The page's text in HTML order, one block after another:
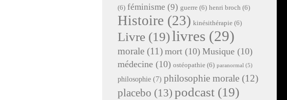
(6) féminisme (9) guerre (6) henri broch (6)
Histoire (23) kinésithérapie (6)
Livre (19)livres (29)
morale (11) mort (10) Musique (10)
médecine (10) ostéopathie (6) paranormal (5)
philosophie (7) philosophie morale (12)
placebo (13) podcast (19)